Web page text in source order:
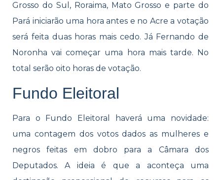
Grosso do Sul, Roraima, Mato Grosso e parte do
Pará iniciarão uma hora antes e no Acre a votação
será feita duas horas mais cedo. Já Fernando de
Noronha vai começar uma hora mais tarde. No
total serão oito horas de votação.
Fundo Eleitoral
Para o Fundo Eleitoral haverá uma novidade:
uma contagem dos votos dados as mulheres e
negros feitas em dobro para a Câmara dos
Deputados. A ideia é que a aconteça uma